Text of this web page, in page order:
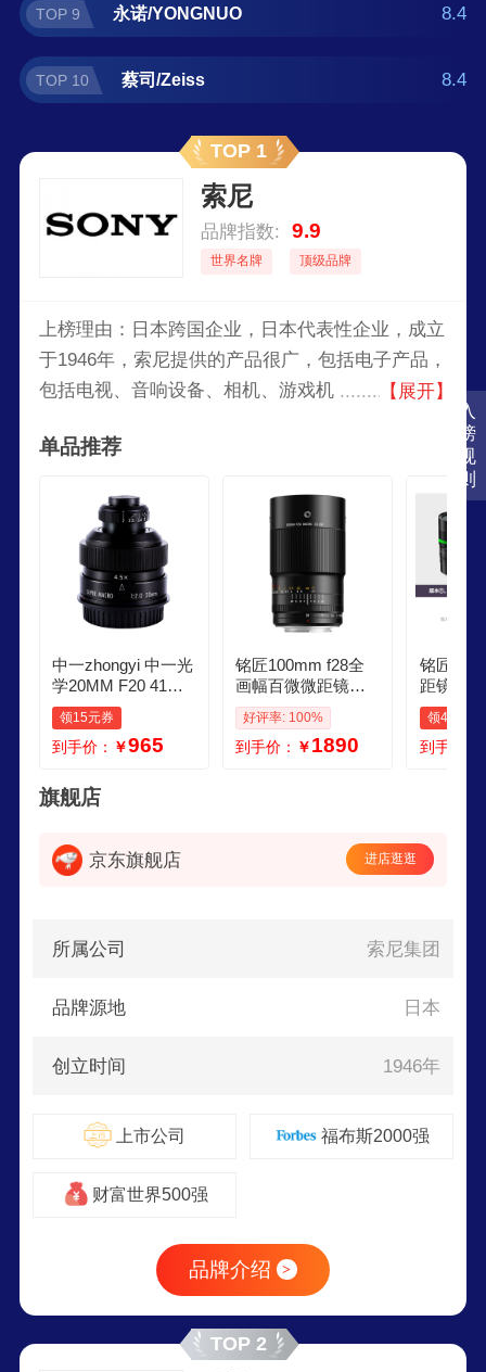
入
榜
规
则
TOP 9 永诺/YONGNUO 8.4
TOP 10 蔡司/Zeiss 8.4
TOP 1
索尼
品牌指数: 9.9
世界名牌 顶级品牌
上榜理由：日本跨国企业，日本代表性企业，成立
于1946年，索尼提供的产品很广，包括电子产品，
包括电视、音响设备、相机、游戏机（如
备。此外，索尼也涉足电影制作、音乐出版和在线
【展开】
单品推荐
中一zhongyi 中一光
学20MM F20 41倍
超微距镜头适用于
单反微单微距镜头
索尼E口 标配
领15元券
到手价： ￥965
铭匠100mm f28全
画幅百微微距镜头1
00f28昆虫花卉拍摄
适用微单RF E Z L
XF GFX卡口 单反D
好评率: 100%
到手价： ￥1890
铭匠
距镜头
索尼E卡
康Z微单
富士X口
领40元券
到手价：
旗舰店
京东旗舰店 进店逛逛
所属公司 索尼集团
品牌源地 日本
创立时间 1946年
上市公司 福布斯2000强
财富世界500强
品牌介绍 >
TOP 2